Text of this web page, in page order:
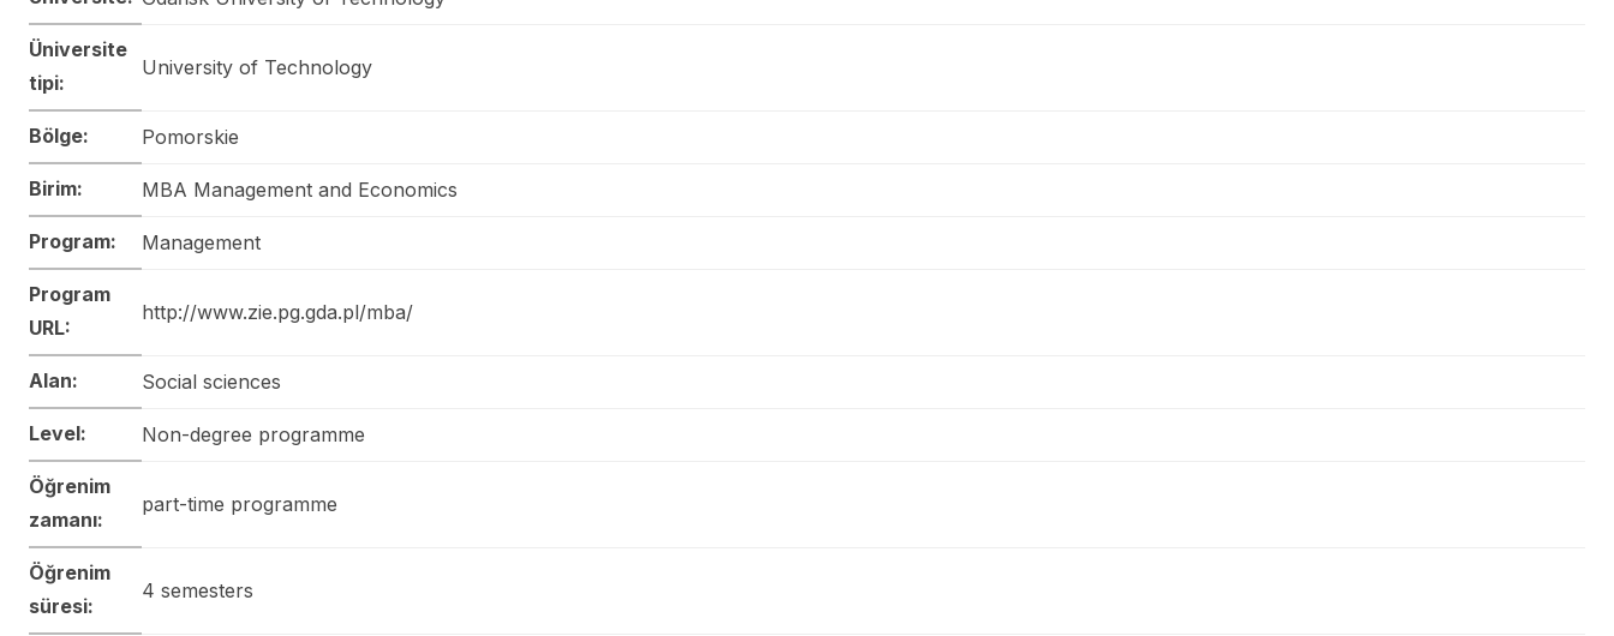
Üniversite
tipi:
University of Technology
Bölge: Pomorskie
Birim: MBA Management and Economics
Program: Management
Program
URL:
http://www.zie.pg.gda.pl/mba/
Alan: Social sciences
Level: Non-degree programme
Öğrenim
zamanı:
part-time programme
Öğrenim
süresi:
4 semesters